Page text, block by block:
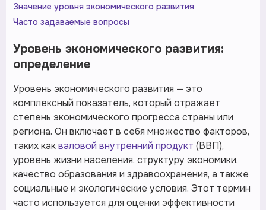
Значение уровня экономического развития
Часто задаваемые вопросы
Уровень экономического развития:
определение
Уровень экономического развития — это
комплексный показатель, который отражает
степень экономического прогресса страны или
региона. Он включает в себя множество факторов,
таких какваловой внутренний продукт (ВВП),
уровень жизни населения, структуру экономики,
качество образования и здравоохранения, а также
социальные и экологические условия. Этот термин
часто используется для оценки эффективности